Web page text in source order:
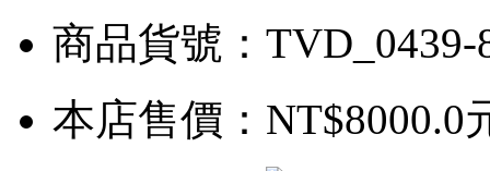
商品貨號：TVD_0439-
本店售價： NT$8000.0